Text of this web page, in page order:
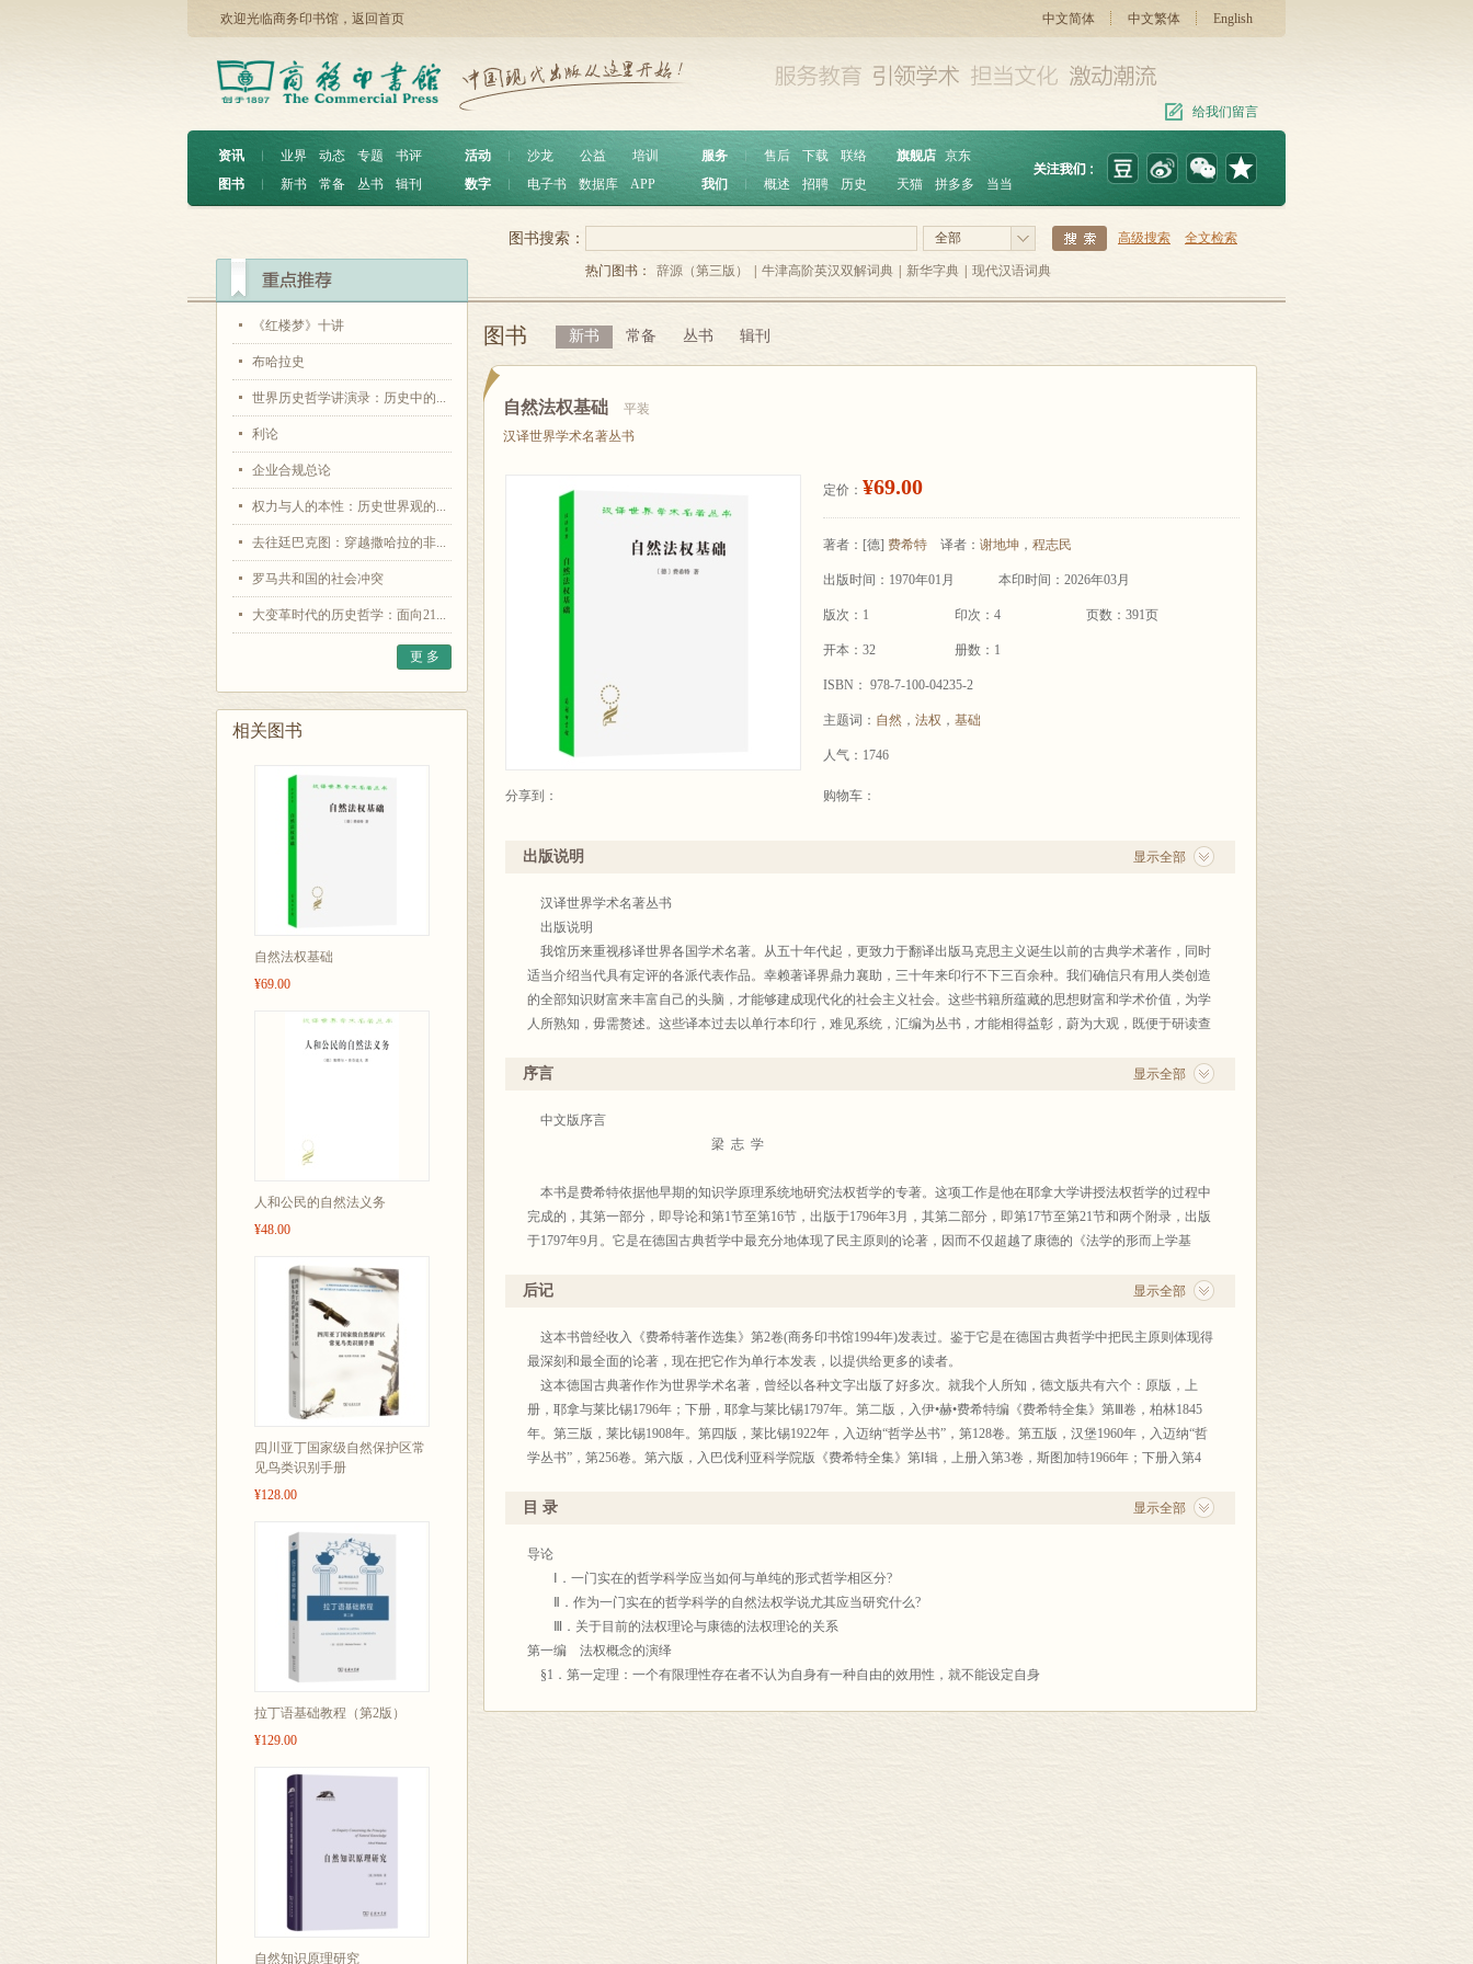
欢迎光临商务印书馆， 返回首页 中文简体 中文繁体 English
给我们留言
资讯 ︱ 业界 动态 专题
书评
图书
︱ 新书 常备 丛书 辑刊
活动 沙龙 公益
培训
数字
电子书 数据库 APP
服务 ︱ 售后 下载
联络
我们
概述 招聘 历史
旗舰店 京东
天猫
拼多多 当当
《红楼梦》十讲
布哈拉史
世界历史哲学讲演录：历史中的...
利论
企业合规总论
权力与人的本性：历史世界观的...
去往廷巴克图：穿越撒哈拉的非...
罗马共和国的社会冲突
大变革时代的历史哲学：面向21...
更 多
相关图书
自然法权基础
¥69.00
人和公民的自然法义务
¥48.00
四川亚丁国家级自然保护区常
见鸟类识别手册
¥128.00
拉丁语基础教程（第2版）
¥129.00
自然知识原理研究
全部 高级搜索 全文检索
图书搜索：
热门图书： 辞源（第三版） 牛津高阶英汉双解词典 新华字典 现代汉语词典
图书 新书 常备 丛书 辑刊
自然法权基础
平装
汉译世界学术名著丛书
分享到：
定价： ¥69.00
著者： [德] 费希特 译者： 谢地坤 ， 程志民
出版时间：1970年01月 本印时间：2026年03月
版次：1 印次：4 页数：391页
开本：32 册数：1
ISBN： 978-7-100-04235-2
主题词： 自然 ， 法权 ， 基础
人气：1746
购物车：
显示全部
出版说明
汉译世界学术名著丛书
出版说明
我馆历来重视移译世界各国学术名著。从五十年代起，更致力于翻译出版马克思主义诞生以前的古典学术著作，同时
适当介绍当代具有定评的各派代表作品。幸赖著译界鼎力襄助，三十年来印行不下三百余种。我们确信只有用人类创造
的全部知识财富来丰富自己的头脑，才能够建成现代化的社会主义社会。这些书籍所蕴藏的思想财富和学术价值，为学
人所熟知，毋需赘述。这些译本过去以单行本印行，难见系统，汇编为丛书，才能相得益彰，蔚为大观，既便于研读查
年底出版至四百种。今后在积累单本著作的基础上仍将陆续以名著版印行。由于采用原纸型，译文末能重新校订，体例
度去研读这些著作，汲取其对我有用的精华，剔除其不合时宜的糟粕，这一点也无需我们多说。希望海内外读书界、著
译界给我们批评、建议，帮助我们把这套丛书出好。
商务印书馆编辑部
2003年10月
显示全部
序言
中文版序言
梁 志 学
本书是费希特依据他早期的知识学原理系统地研究法权哲学的专著。这项工作是他在耶拿大学讲授法权哲学的过程中
完成的，其第一部分，即导论和第1节至第16节，出版于1796年3月，其第二部分，即第17节至第21节和两个附录，出版
于1797年9月。它是在德国古典哲学中最充分地体现了民主原则的论著，因而不仅超越了康德的《法学的形而上学基
作出相应的评论。
大家知道，在欧洲中世纪的法权哲学里，一切都是按照神学原则来处理的，教会教条同时就是政治信条，圣经词句在
法庭中具有法律效力；很显然，这种法权哲学的实质在于给封建社会制度披上神圣的外衣，宣称封建主的特权、对农奴
的压迫和社会的不平等是上帝的安排，而把任何触犯当时社会制度的行为都宣布为大逆不道。
在欧洲各国封建社会开始解体，过渡到资本主义的时期，先进的政治思想家们都在这样或那样的程度上批判了这种神
权论的法权哲学，他们用人的眼光来观察法权和国家的问题，从人的理性和经验中，而不是从神学中引申出法权哲学的
原则。如果说文艺复兴时期的先进政治思想家们确立的是一种法学世界观，它的实质在于用人权代替神权，用国家代替
则是自然法权理论，它的实质在于，国家和法律必须依据来源于人的理性和经验的自然法权，通过人们的社会契约建立
了一个充满矛盾、迂回曲折的过程，一直到卢梭那里才具有了彻底的、完备的形态。
我们可以说，康德哲学之所以是法国革命的德国理论，主要根据在于对卢梭的法权哲学原则的呼应。卢梭说，人是生
而自由的；康德也说，这是每个人生来就有的品质，由于这种品质，人应该是他自己的主人。卢梭认为，合理的政治制
度的宗旨在于使人同别人联合成社会，以期维护自己的天赋权利，从而保全自己的自由；康德也认为，人们由于彼此之
间的相互影响，需要有一个社会而联合起来，用法律来调整他们的外在自由。卢梭认为，人民主权是由公意行使的权
力，公意的体现就是法律，而国家的代表是人民的公仆；康德也认为，人民的最高权力决定了所有公民在国家中的自
显示全部
后记
这本书曾经收入《费希特著作选集》第2卷(商务印书馆1994年)发表过。鉴于它是在德国古典哲学中把民主原则体现得
最深刻和最全面的论著，现在把它作为单行本发表，以提供给更多的读者。
这本德国古典著作作为世界学术名著，曾经以各种文字出版了好多次。就我个人所知，德文版共有六个：原版，上
册，耶拿与莱比锡1796年；下册，耶拿与莱比锡1797年。第二版，入伊•赫•费希特编《费希特全集》第Ⅲ卷，柏林1845
年。第三版，莱比锡1908年。第四版，莱比锡1922年，入迈纳“哲学丛书”，第128卷。第五版，汉堡1960年，入迈纳“哲
学丛书”，第256卷。第六版，入巴伐利亚科学院版《费希特全集》第Ⅰ辑，上册入第3卷，斯图加特1966年；下册入第4
版，伦敦1889年；第三版，纽约1970年。M．Bauer译，坎布里奇与纽约2000年。2．法文版，A．Renaut译，巴黎1984
这本书是十年前由谢地坤和程志民两位同志依据巴伐利亚科学院版《费希特全集》第Ⅰ辑第3卷和第4卷分工译出的，
我校改了谢地坤译的“导论”与第一、二、三编和程志民译的“家庭法概论”与“国际法和世界公民法概论”。趁着现在出单
行本的机会，译者和我又对译文作了修改和校订，尽我们的所能，解决了其中出现的纰漏问题。在译名方面需要作两点
说明。第一，Rechtsgesetz一律译“法权规律”，因为这是相对于Naturgesetz(自然规律)而言的，正像Sittengesetz(道德规律)
是相对于Naturgesetz而言的一样；具体地说，Naturgesetz是支配整个自然界的、必然的规律，而Rechtsgesetz与Sittengesetz
是分别支配两个社会领域的、自由的规律。第二，Vernunftwesen原译为“理性存在物”，现在改译为“理性存在者”；原因
显示全部
目 录
导论
Ⅰ．一门实在的哲学科学应当如何与单纯的形式哲学相区分?
Ⅱ．作为一门实在的哲学科学的自然法权学说尤其应当研究什么?
Ⅲ．关于目前的法权理论与康德的法权理论的关系
第一编 法权概念的演绎
§1．第一定理：一个有限理性存在者不认为自身有一种自由的效用性，就不能设定自身